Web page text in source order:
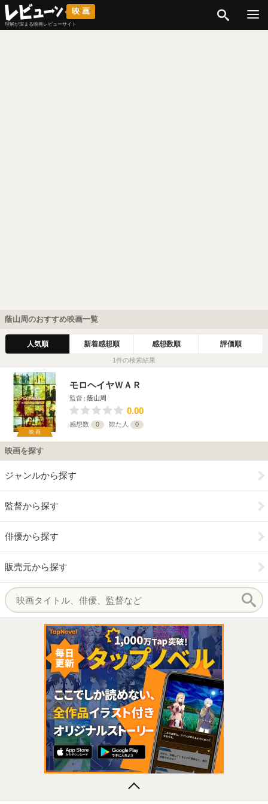
映画
理解が深まる映画レビューサイト
蔭山周のおすすめ映画一覧
人気順 新着感想順 感想数順 評価順
1件の検索結果
映画
モロヘイヤＷＡＲ
監督 蔭山周
0.00
感想数 0 観た人 0
映画を探す
ジャンルから探す
監督から探す
俳優から探す
販売元から探す